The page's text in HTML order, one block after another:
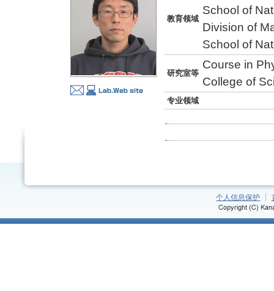
教育领域
School of
Division of
School of
研究室等
Course in
College of
专业领域
个人信息保护